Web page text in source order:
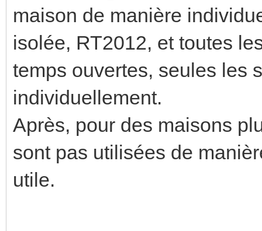
maison de manière
isolée, RT2012, et toutes
temps ouvertes, seules les
individuellement.
Après, pour des maisons
sont pas utilisées de
utile.